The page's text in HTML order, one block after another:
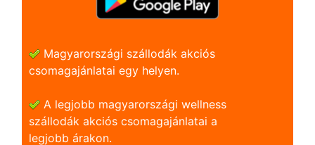
Magyarországi szállodák akciós
csomagajánlatai egy helyen.
A legjobb magyarországi wellness
szállodák akciós csomagajánlatai a
legjobb árakon.